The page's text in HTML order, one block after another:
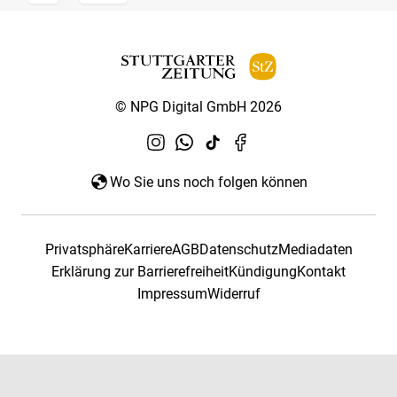
© NPG Digital GmbH 2026
Wo Sie uns noch folgen können
PrivatsphäreKarriereAGBDatenschutzMediadaten
Erklärung zur BarrierefreiheitKündigungKontakt
ImpressumWiderruf